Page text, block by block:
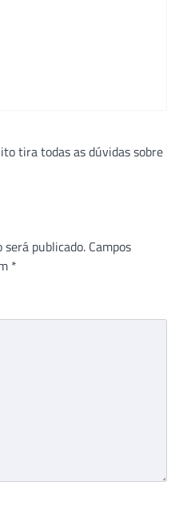
tira todas as dúvidas sobre
publicado. Campos
*